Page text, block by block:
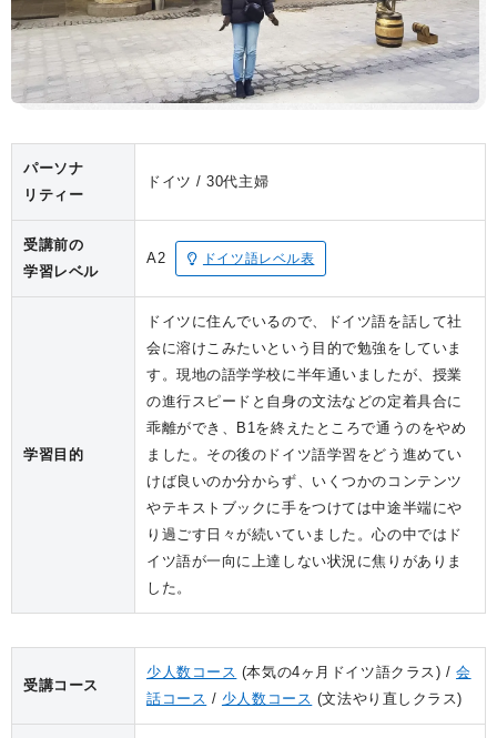
パーソナ
リティー
ドイツ 30代主婦
受講前の
学習レベル
A2 ドイツ語レベル表
学習目的
ドイツに住んでいるので、ドイツ語を話して社
会に溶けこみたいという目的で勉強をしていま
す。現地の語学学校に半年通いましたが、授業
の進行スピードと自身の文法などの定着具合に
乖離ができ、B1を終えたところで通うのをやめ
ました。その後のドイツ語学習をどう進めてい
けば良いのか分からず、いくつかのコンテンツ
やテキストブックに手をつけては中途半端にや
り過ごす日々が続いていました。心の中ではド
イツ語が一向に上達しない状況に焦りがありま
した。
受講コース
少人数コース (本気の4ヶ月ドイツ語クラス)
会
話コース
少人数コース (文法やり直しクラス)